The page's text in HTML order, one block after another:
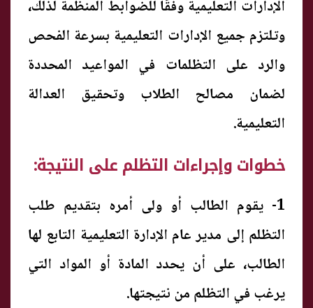
الإدارات التعليمية وفقًا للضوابط المنظمة لذلك،
وتلتزم جميع الإدارات التعليمية بسرعة الفحص
والرد على التظلمات في المواعيد المحددة
لضمان مصالح الطلاب وتحقيق العدالة
التعليمية.
خطوات وإجراءات التظلم على النتيجة:
1- يقوم الطالب أو ولى أمره بتقديم طلب
التظلم إلى مدير عام الإدارة التعليمية التابع لها
الطالب، على أن يحدد المادة أو المواد التي
يرغب في التظلم من نتيجتها.